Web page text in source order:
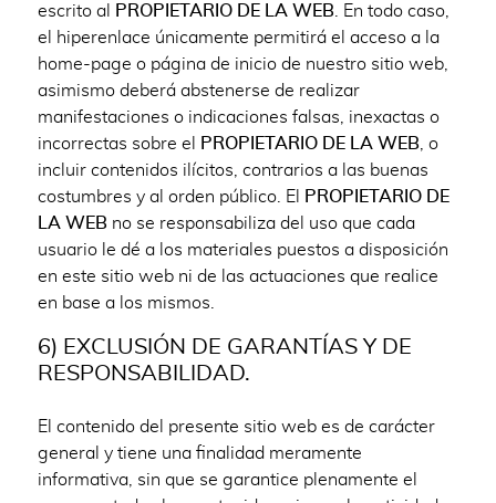
escrito al
PROPIETARIO DE LA WEB . En todo caso,
el hiperenlace únicamente permitirá el acceso a la
home-page o página de inicio de nuestro sitio web,
asimismo deberá abstenerse de realizar
manifestaciones o indicaciones falsas, inexactas o
incorrectas sobre el
PROPIETARIO DE LA WEB , o
incluir contenidos ilícitos, contrarios a las buenas
costumbres y al orden público. El
PROPIETARIO DE
LA WEB no se responsabiliza del uso que cada
usuario le dé a los materiales puestos a disposición
en este sitio web ni de las actuaciones que realice
en base a los mismos.
6) EXCLUSIÓN DE GARANTÍAS Y DE
RESPONSABILIDAD.
El contenido del presente sitio web es de carácter
general y tiene una finalidad meramente
informativa, sin que se garantice plenamente el